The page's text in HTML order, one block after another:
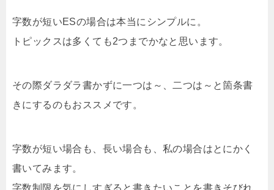
字数が短いESの場合は本当にシンプルに。
トピックスは多くても2つまでかなと思います。
その際ダラダラ書かずに一つは～、二つは～と箇条書
きにするのもおススメです。
字数が短い場合も、長い場合も、私の場合はとにかく
書いてみます。
字数制限を気にしすぎると書きたいことを書きそびれ